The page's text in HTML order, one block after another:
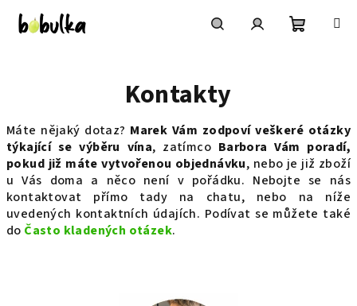
obsah
Kontakty
Máte nějaký dotaz? Marek Vám zodpoví veškeré otázky
týkající se výběru vína, zatímco Barbora Vám poradí,
pokud již máte vytvořenou objednávku, nebo je již zboží
u Vás doma a něco není v pořádku. Nebojte se nás
kontaktovat přímo tady na chatu, nebo na níže
uvedených kontaktních údajích. Podívat se můžete také
do Často kladených otázek.